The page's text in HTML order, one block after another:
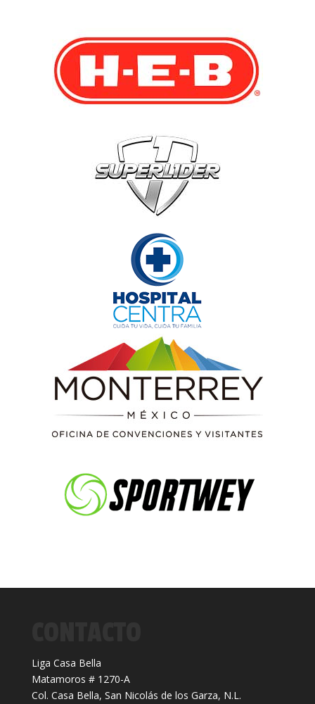
Liga Casa Bella
Matamoros # 1270-A
Col. Casa Bella, San Nicolás de los Garza, N.L.